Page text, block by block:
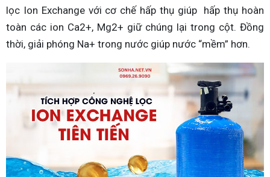
lọc Ion Exchange với cơ chế hấp thụ giúp hấp thụ hoàn
toàn các ion Ca2+, Mg2+ giữ chúng lại trong cột. Đồng
thời, giải phóng Na+ trong nước giúp nước “mềm” hơn.